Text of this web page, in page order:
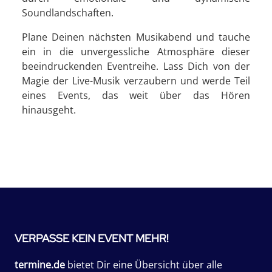
Soundlandschaften.
Plane Deinen nächsten Musikabend und tauche
ein in die unvergessliche Atmosphäre dieser
beeindruckenden Eventreihe. Lass Dich von der
Magie der Live-Musik verzaubern und werde Teil
eines Events, das weit über das Hören
hinausgeht.
VERPASSE KEIN EVENT MEHR!
termine.de bietet Dir eine Übersicht über alle